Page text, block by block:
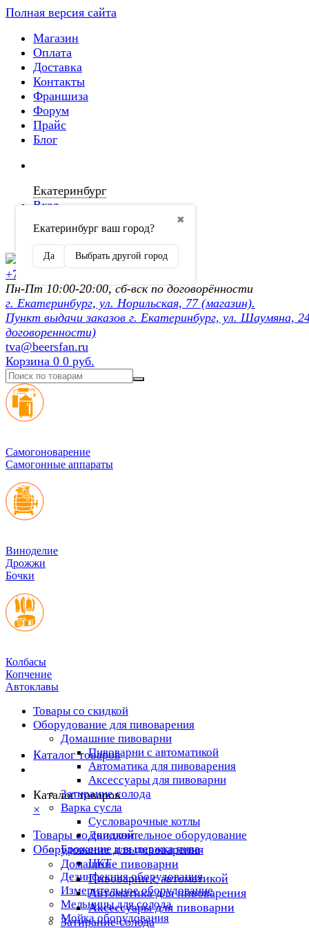
Полная версия сайта
Магазин
Оплата
Доставка
Контакты
Франшиза
Форум
Прайс
Блог
Екатеринбург
✖
Екатеринбург ваш город?
Да Выбрать другой город
Вход
Регистрация
+7 (902) 872-54-70
Пн-Пт 10:00-20:00, сб-вск по договорённости
г. Екатеринбург, ул. Норильская, 77 (магазин).
Пункт выдачи заказов г. Екатеринбург, ул. Шаумяна,
договоренности)
tva@beersfan.ru
Корзина 0 0 руб.
Cамогоноварение
Самогонные аппараты
Виноделие
Дрожжи
Бочки
Колбасы
Копчение
Автоклавы
Товары со скидкой
Оборудование для пивоварения
Домашние пивоварни
Пивоварни с автоматикой
Автоматика для пивоварения
Аксессуары для пивоварни
Затирание солода
Варка сусла
Cусловарочные котлы
Дополнительное оборудование
Брожение и выдержка пива
ЦКТ
Дезинфекция оборудования
Измерительное оборудование
Мельницы для солода
Мойка оборудования
Каталог товаров
Каталог товаров
×
Товары со скидкой
Оборудование для пивоварения
Домашние пивоварни
Пивоварни с автоматикой
Автоматика для пивоварения
Аксессуары для пивоварни
Затирание солода